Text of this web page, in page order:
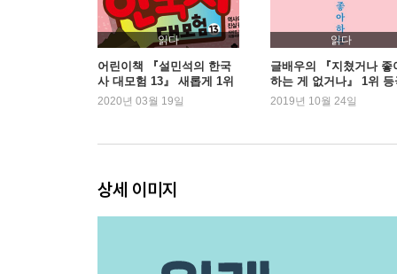
조조의 굴욕, 수염을 고치고
서쪽 하늘, 잃어버린 명분을 찾아서
살아생이별, 죽어도 못 보내
안녕 방통, 뒤바뀐 운명
장비 전설, 전쟁은 머리로 회유는 가슴으로
용쟁호투, 주먹이 운다
조조잡이, 오호대장군의 탄생
꽃보다 할배, 노병은 죽지 않는다
읽다
어린이책 『설민석의 한국
사 대모험 13』 새롭게 1위
등극
2020년 03월 19일
읽다
글배우의 『지쳤거나 좋
하는 게 없거나』 1위 등
2019년 10월 24일
상세 이미지